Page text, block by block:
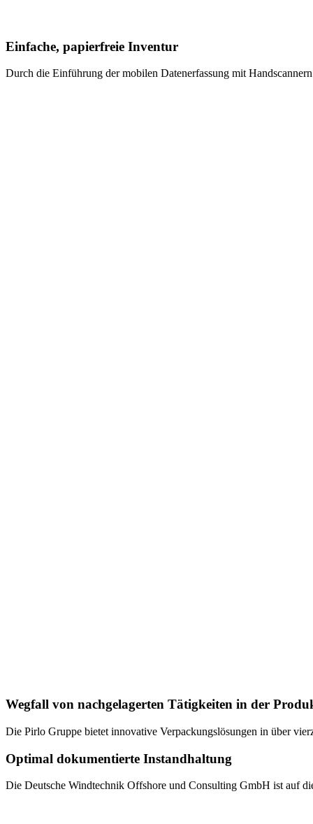
Einfache, papierfreie Inventur
Durch die Einführung der mobilen Datenerfassung mit
Wegfall von nachgelagerten Tätigkeiten in der
Die Pirlo Gruppe bietet innovative Verpackungslösungen in über
Optimal dokumentierte Instandhaltung
Die Deutsche Windtechnik Offshore und Consulting GmbH ist auf